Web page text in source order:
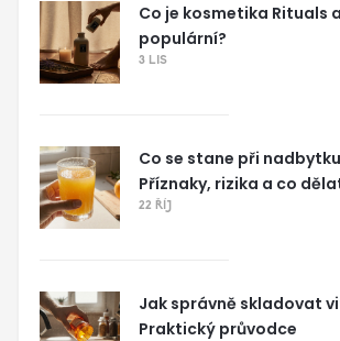
Co je kosmetika Rituals
populární?
3 LIS
Co se stane při
Příznaky, rizika a co
22 ŘÍJ
Jak správně skladovat
Praktický průvodce